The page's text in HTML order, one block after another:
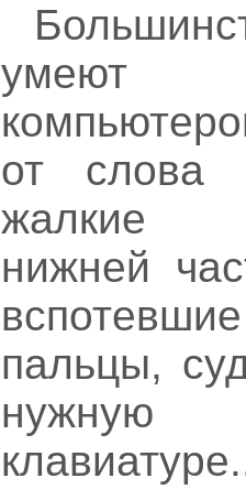
умеют
от слова
жалкие
нижней
пальцы,